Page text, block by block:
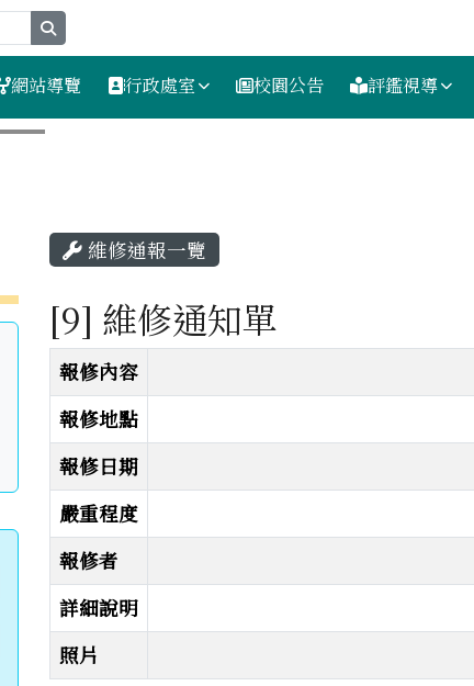
網站導覽 行政處室 校園公告 評鑑視導
主內容區域
維修通報一覽
[9] 維修通知單
維修通知單
報修內容
報修地點
報修日期
嚴重程度
報修者
詳細說明
照片